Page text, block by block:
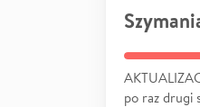
po raz drugi